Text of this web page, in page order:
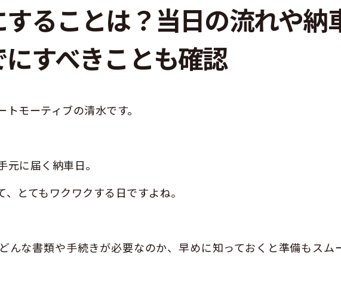
ることは？当日の流れや納
にすべきことも確認
モーティブの清水です。
元に届く納車日。
、とてもワクワクする日ですよね。
んな書類や手続きが必要なのか、早めに知っておくと準備もスム